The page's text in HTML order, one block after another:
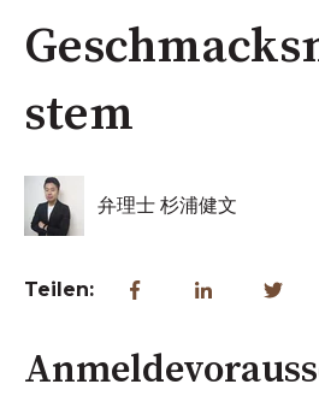
stem
弁理士 杉浦健文
Teilen: